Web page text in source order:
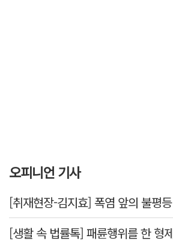
오피니언 기사
[취재현장-김지효] 폭염 앞의 불평등